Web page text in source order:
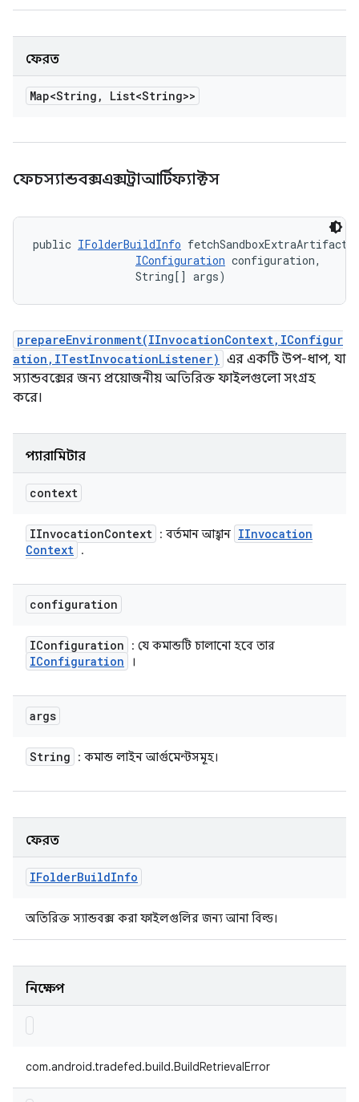
ফেরত
Map<String , List<String>>
ফেচস্যান্ডবক্সএক্সট্রাআর্টিফ্যাক্টস
public IFolderBuildInfo
IConfiguration configuration,
                String[] args)
prepareEnvironment(IInvocationContext,IConfigur
ation,ITestInvocationListener) এর একটি উপ-ধাপ, যা
স্যান্ডবক্সের জন্য প্রয়োজনীয় অতিরিক্ত ফাইলগুলো সংগ্রহ
করে।
প্যারামিটার
context
IInvocationContext : বর্তমান আহ্বান IInvocation
Context .
configuration
IConfiguration : যে কমান্ডটি চালানো হবে তার
IConfiguration ।
args
String : কমান্ড লাইন আর্গুমেন্টসমূহ।
ফেরত
IFolderBuildInfo
অতিরিক্ত স্যান্ডবক্স করা ফাইলগুলির জন্য আনা বিল্ড।
নিক্ষেপ
com.android.tradefed.build.BuildRetrievalError